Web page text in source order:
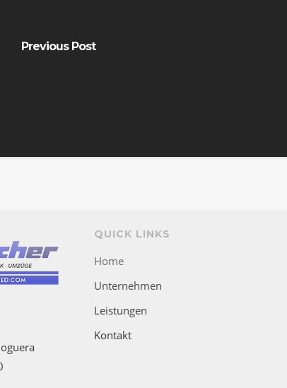
Previous Post
QUICK LINKS
Home
Unternehmen
Leistungen
Kontakt